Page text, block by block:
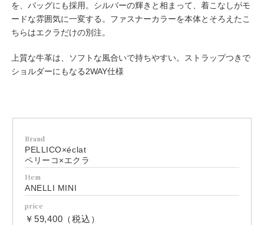
を、バッグにも採用。シルバーの輝きと相まって、着こなしがモ
ードな雰囲気に一変する。ファスナーカラーを本体とそろえたこ
ちらはエクラだけの別注。
上質な牛革は、ソフトな風合いで持ちやすい。ストラップつきで
ショルダーにもなる2WAY仕様
Brand
PELLICO×éclat
ペリーコ×エクラ
Item
ANELLI MINI
price
￥59,400（税込）